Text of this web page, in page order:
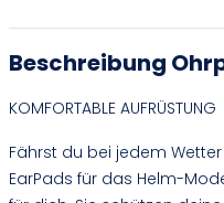
Beschreibung
KOMFORTABLE AUFRÜSTUNG
Fährst du bei jedem
EarPads für das Helm-